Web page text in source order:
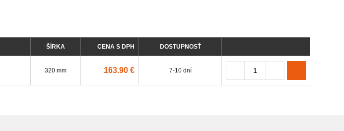
ŠÍRKA CENA S DPH DOSTUPNOSŤ
320 mm 163.90 € 7-10 dní